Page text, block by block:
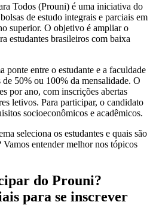
Todos (Prouni) é uma iniciativa do
de estudo integrais e parciais em
superior. O objetivo é ampliar o
estudantes brasileiros com baixa
ponte entre o estudante e a faculdade
50% ou 100% da mensalidade. O
por ano, com inscrições abertas
letivos. Para participar, o candidato
socioeconômicos e acadêmicos.
seleciona os estudantes e quais são
entender melhor nos tópicos
do Prouni?
para se inscrever